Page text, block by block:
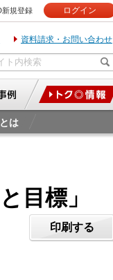
新規登録 ログイン
資料請求・お問い合わせ
は
目標」
印刷する